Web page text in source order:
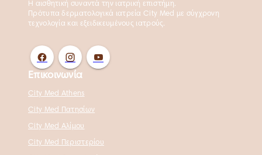
Η αισθητική συναντά την ιατρική επιστήμη.
Πρότυπα δερματολογικά ιατρεία City Med με σύγχρονη
τεχνολογία και εξειδικευμένους ιατρούς.
Επικοινωνία
City Med Athens
City Med Πατησίων
City Med Αλίμου
City Med Περιστερίου